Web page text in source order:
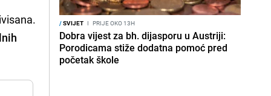
/SVIJET I PRIJE OKO 13H
Dobra vijest za bh. dijasporu u Austriji:
Porodicama stiže dodatna pomoć pred
početak škole